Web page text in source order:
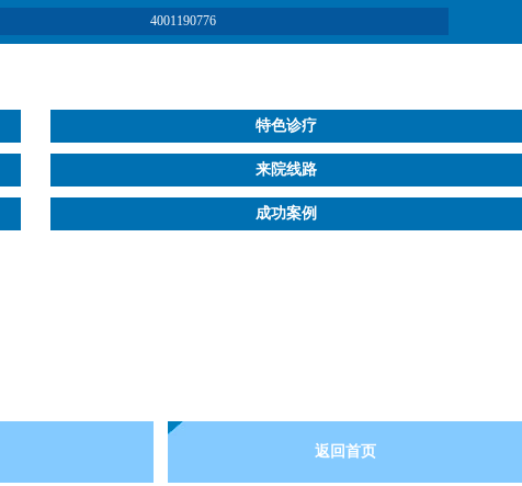
4001190776
特色诊疗
来院线路
成功案例
返回首页